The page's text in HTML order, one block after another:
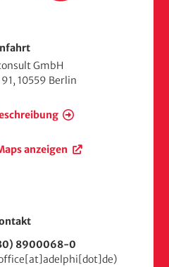
GmbH
10559 Berlin
anzeigen
8900068-0